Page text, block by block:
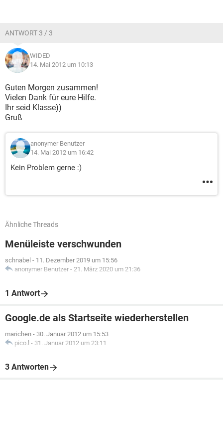
ANTWORT 3 / 3
WIDED
14. Mai 2012 um 10:13
Guten Morgen zusammen!
Vielen Dank für eure Hilfe.
Ihr seid Klasse))
Gruß
anonymer Benutzer
14. Mai 2012 um 16:42
Kein Problem gerne :)
Ähnliche Threads
Menüleiste verschwunden
schnabel - 11. Dezember 2019 um 15:56
anonymer Benutzer - 21. März 2020 um 21:36
1 Antwort
Google.de als Startseite wiederherstellen
marichen - 30. Januar 2012 um 15:53
pico.l - 31. Januar 2012 um 23:11
3 Antworten